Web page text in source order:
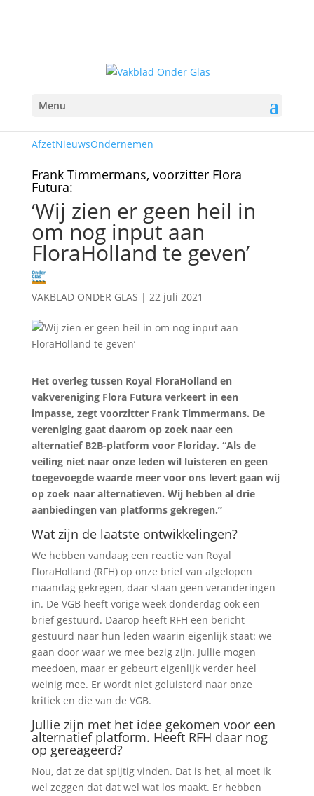
Menu
AfzetNieuwsOndernemen
Frank Timmermans, voorzitter Flora
Futura:
‘Wij zien er geen heil in
om nog input aan
FloraHolland te geven’
VAKBLAD ONDER GLAS | 22 juli 2021
Het overleg tussen Royal FloraHolland en
vakvereniging Flora Futura verkeert in een
impasse, zegt voorzitter Frank Timmermans. De
vereniging gaat daarom op zoek naar een
alternatief B2B-platform voor Floriday. “Als de
veiling niet naar onze leden wil luisteren en geen
toegevoegde waarde meer voor ons levert gaan wij
op zoek naar alternatieven. Wij hebben al drie
aanbiedingen van platforms gekregen.”
Wat zijn de laatste ontwikkelingen?
We hebben vandaag een reactie van Royal
FloraHolland (RFH) op onze brief van afgelopen
maandag gekregen, daar staan geen veranderingen
in. De VGB heeft vorige week donderdag ook een
brief gestuurd. Daarop heeft RFH een bericht
gestuurd naar hun leden waarin eigenlijk staat: we
gaan door waar we mee bezig zijn. Jullie mogen
meedoen, maar er gebeurt eigenlijk verder heel
weinig mee. Er wordt niet geluisterd naar onze
kritiek en die van de VGB.
Jullie zijn met het idee gekomen voor een
alternatief platform. Heeft RFH daar nog
op gereageerd?
Nou, dat ze dat spijtig vinden. Dat is het, al moet ik
wel zeggen dat dat wel wat los maakt. Er hebben